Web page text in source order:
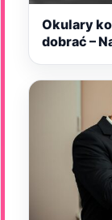
Okulary
dobrać –